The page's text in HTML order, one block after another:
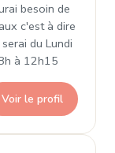
besoin de
c'est à dire
du Lundi
à 12h15
Voir le profil